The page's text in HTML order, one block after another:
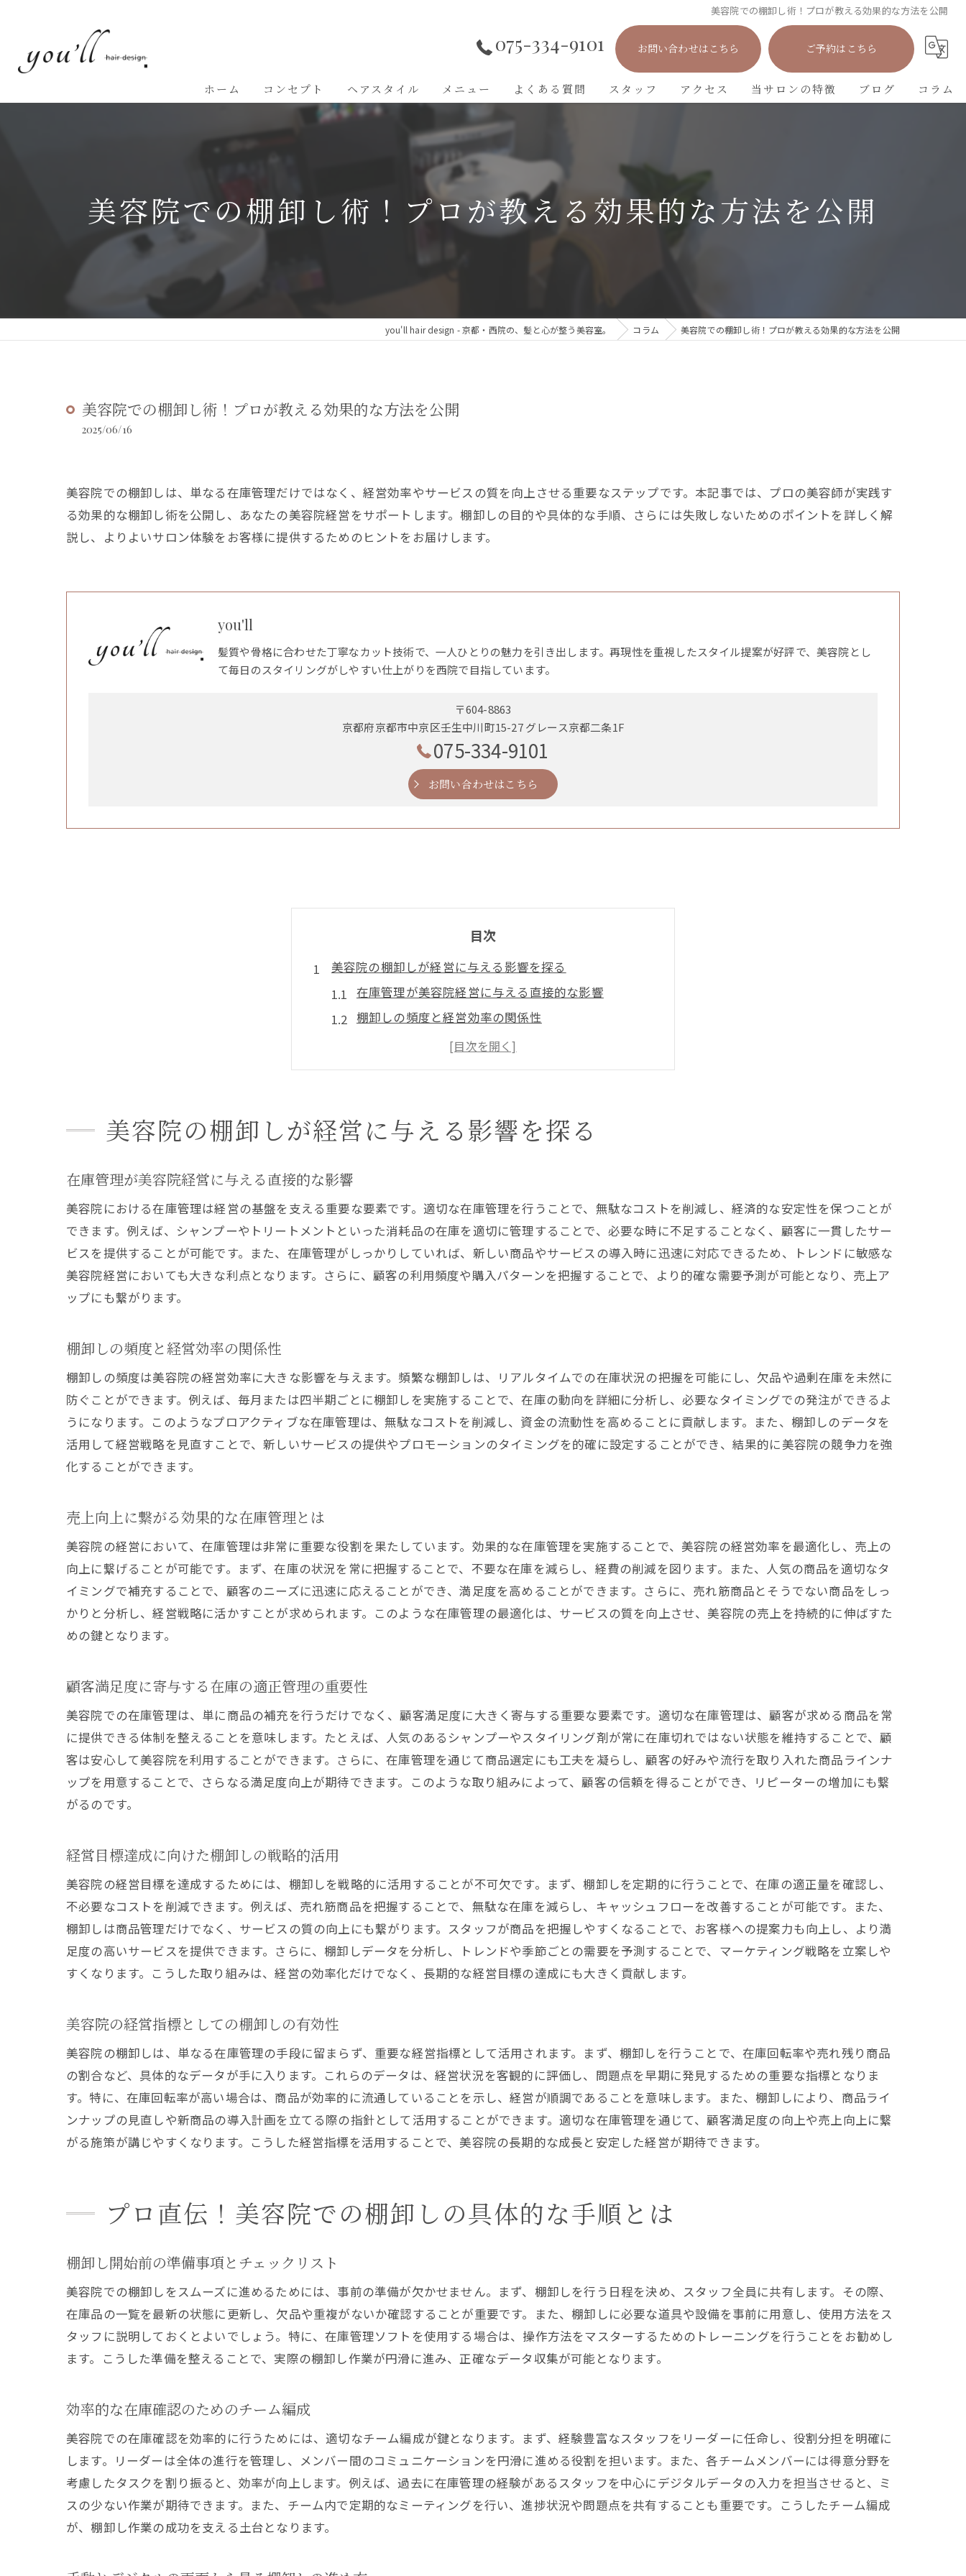
美容院での棚卸し術！プロが教える効果的な方法を公開
075-334-9101 お問い合わせはこちら ご予約はこちら
ホーム コンセプト ヘアスタイル メニュー よくある質問 スタッフ アクセス 当サロンの特徴
パーマ
ブログ コラム
美容院での棚卸し術！プロが教える効果的な方法を公開
you'll hair design - 京都・西院の、髪と心が整う美容室。 コラム 美容院での棚卸し術！プロが教える効果的な方法を公開
美容院での棚卸し術！プロが教える効果的な方法を公開
2025/06/16
美容院での棚卸しは、単なる在庫管理だけではなく、経営効率やサービスの質を向上させる重要なステップです。本記事では、プロの美容師が実践す
る効果的な棚卸し術を公開し、あなたの美容院経営をサポートします。棚卸しの目的や具体的な手順、さらには失敗しないためのポイントを詳しく解
説し、よりよいサロン体験をお客様に提供するためのヒントをお届けします。
you'll
髪質や骨格に合わせた丁寧なカット技術で、一人ひとりの魅力を引き出します。再現性を重視したスタイル提案が好評で、美容院とし
て毎日のスタイリングがしやすい仕上がりを西院で目指しています。
〒604-8863
京都府京都市中京区壬生中川町15-27 グレース京都二条1F
075-334-9101
お問い合わせはこちら
目次
美容院の棚卸しが経営に与える影響を探る
在庫管理が美容院経営に与える直接的な影響
棚卸しの頻度と経営効率の関係性
売上向上に繋がる効果的な在庫管理とは
顧客満足度に寄与する在庫の適正管理の重要性
美容院の経営指標としての棚卸しの有効性
プロ直伝！美容院での棚卸しの具体的な手順とは
手動とデジタルの両面から見る棚卸しの進め方
誤差を最小限にするための計測テクニック
データの整理と分析：次のステップへの活用
棚卸しを通じたスタッフの意識向上とその利点
顧客サービス向上を目指した在庫調整の意義
美容院のコスト管理における棚卸しの役割
売れ筋商品の確認と再発注の効率化
トラブルを未然に防ぐための事前対策
効率的な時間管理で棚卸しの負担を軽減
チーム全員が理解すべき共通認識の形成
棚卸し後のフィードバックと改善プロセス
顧客ニーズに応える棚卸しの重要性
サービス向上のための在庫データ活用法
スタッフの接客技術と棚卸しの関係性
棚卸し結果を活かしたサービス改善事例
プロの美容師が教える棚卸しで経営効率をアップする方法
棚卸しを支える技術革新とデジタルツール
経営指標としての棚卸しデータの活用
棚卸しによって得られる新しいビジネスチャンス
効率的な棚卸しでブランド力を高める方法
美容院の棚卸しでよくある質問を解決
棚卸しの頻度はどのくらいが理想か
在庫管理の失敗を避けるためのアドバイス
ITツールの導入はどの段階で行うべきか
在庫管理におけるスタッフの効果的な教育法
棚卸しの結果を活かしたマーケティング戦略
棚卸しで美容院もお客様も満足する方法
顧客視点で考える棚卸しの重要性
在庫管理の見直しで得られる長期的な効果
顧客満足度を最大化するための棚卸し戦略
棚卸しを通じた美容院のサービス革新の実践
美容院の棚卸しが経営に与える影響を探る
在庫管理が美容院経営に与える直接的な影響
美容院における在庫管理は経営の基盤を支える重要な要素です。適切な在庫管理を行うことで、無駄なコストを削減し、経済的な安定性を保つことが
できます。例えば、シャンプーやトリートメントといった消耗品の在庫を適切に管理することで、必要な時に不足することなく、顧客に一貫したサー
ビスを提供することが可能です。また、在庫管理がしっかりしていれば、新しい商品やサービスの導入時に迅速に対応できるため、トレンドに敏感な
美容院経営においても大きな利点となります。さらに、顧客の利用頻度や購入パターンを把握することで、より的確な需要予測が可能となり、売上ア
ップにも繋がります。
棚卸しの頻度と経営効率の関係性
棚卸しの頻度は美容院の経営効率に大きな影響を与えます。頻繁な棚卸しは、リアルタイムでの在庫状況の把握を可能にし、欠品や過剰在庫を未然に
防ぐことができます。例えば、毎月または四半期ごとに棚卸しを実施することで、在庫の動向を詳細に分析し、必要なタイミングでの発注ができるよ
うになります。このようなプロアクティブな在庫管理は、無駄なコストを削減し、資金の流動性を高めることに貢献します。また、棚卸しのデータを
活用して経営戦略を見直すことで、新しいサービスの提供やプロモーションのタイミングを的確に設定することができ、結果的に美容院の競争力を強
化することができます。
売上向上に繋がる効果的な在庫管理とは
美容院の経営において、在庫管理は非常に重要な役割を果たしています。効果的な在庫管理を実施することで、美容院の経営効率を最適化し、売上の
向上に繋げることが可能です。まず、在庫の状況を常に把握することで、不要な在庫を減らし、経費の削減を図ります。また、人気の商品を適切なタ
イミングで補充することで、顧客のニーズに迅速に応えることができ、満足度を高めることができます。さらに、売れ筋商品とそうでない商品をしっ
かりと分析し、経営戦略に活かすことが求められます。このような在庫管理の最適化は、サービスの質を向上させ、美容院の売上を持続的に伸ばすた
めの鍵となります。
顧客満足度に寄与する在庫の適正管理の重要性
美容院での在庫管理は、単に商品の補充を行うだけでなく、顧客満足度に大きく寄与する重要な要素です。適切な在庫管理は、顧客が求める商品を常
に提供できる体制を整えることを意味します。たとえば、人気のあるシャンプーやスタイリング剤が常に在庫切れではない状態を維持することで、顧
客は安心して美容院を利用することができます。さらに、在庫管理を通じて商品選定にも工夫を凝らし、顧客の好みや流行を取り入れた商品ラインナ
ップを用意することで、さらなる満足度向上が期待できます。このような取り組みによって、顧客の信頼を得ることができ、リピーターの増加にも繋
がるのです。
経営目標達成に向けた棚卸しの戦略的活用
美容院の経営目標を達成するためには、棚卸しを戦略的に活用することが不可欠です。まず、棚卸しを定期的に行うことで、在庫の適正量を確認し、
不必要なコストを削減できます。例えば、売れ筋商品を把握することで、無駄な在庫を減らし、キャッシュフローを改善することが可能です。また、
棚卸しは商品管理だけでなく、サービスの質の向上にも繋がります。スタッフが商品を把握しやすくなることで、お客様への提案力も向上し、より満
足度の高いサービスを提供できます。さらに、棚卸しデータを分析し、トレンドや季節ごとの需要を予測することで、マーケティング戦略を立案しや
すくなります。こうした取り組みは、経営の効率化だけでなく、長期的な経営目標の達成にも大きく貢献します。
美容院の経営指標としての棚卸しの有効性
美容院の棚卸しは、単なる在庫管理の手段に留まらず、重要な経営指標として活用されます。まず、棚卸しを行うことで、在庫回転率や売れ残り商品
の割合など、具体的なデータが手に入ります。これらのデータは、経営状況を客観的に評価し、問題点を早期に発見するための重要な指標となりま
す。特に、在庫回転率が高い場合は、商品が効率的に流通していることを示し、経営が順調であることを意味します。また、棚卸しにより、商品ライ
ンナップの見直しや新商品の導入計画を立てる際の指針として活用することができます。適切な在庫管理を通じて、顧客満足度の向上や売上向上に繋
がる施策が講じやすくなります。こうした経営指標を活用することで、美容院の長期的な成長と安定した経営が期待できます。
プロ直伝！美容院での棚卸しの具体的な手順とは
棚卸し開始前の準備事項とチェックリスト
美容院での棚卸しをスムーズに進めるためには、事前の準備が欠かせません。まず、棚卸しを行う日程を決め、スタッフ全員に共有します。その際、
在庫品の一覧を最新の状態に更新し、欠品や重複がないか確認することが重要です。また、棚卸しに必要な道具や設備を事前に用意し、使用方法をス
タッフに説明しておくとよいでしょう。特に、在庫管理ソフトを使用する場合は、操作方法をマスターするためのトレーニングを行うことをお勧めし
ます。こうした準備を整えることで、実際の棚卸し作業が円滑に進み、正確なデータ収集が可能となります。
効率的な在庫確認のためのチーム編成
美容院での在庫確認を効率的に行うためには、適切なチーム編成が鍵となります。まず、経験豊富なスタッフをリーダーに任命し、役割分担を明確に
します。リーダーは全体の進行を管理し、メンバー間のコミュニケーションを円滑に進める役割を担います。また、各チームメンバーには得意分野を
考慮したタスクを割り振ると、効率が向上します。例えば、過去に在庫管理の経験があるスタッフを中心にデジタルデータの入力を担当させると、ミ
スの少ない作業が期待できます。また、チーム内で定期的なミーティングを行い、進捗状況や問題点を共有することも重要です。こうしたチーム編成
が、棚卸し作業の成功を支える土台となります。